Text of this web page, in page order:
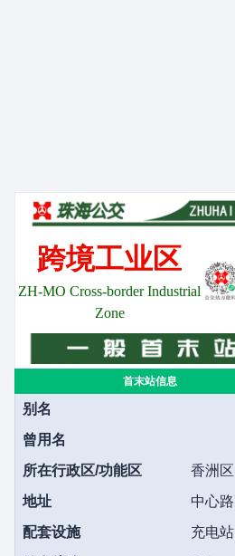
跨境工业区
ZH-MO Cross-border Industrial
Zone
首末站信息
别名
曾用名
所在行政区/功能区
香洲区
地址
中心路
配套设施
充电站